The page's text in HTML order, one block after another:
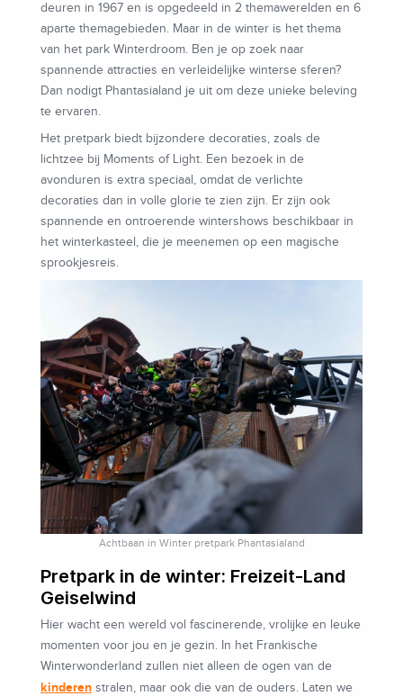
deuren in 1967 en is opgedeeld in 2 themawerelden en 6
aparte themagebieden. Maar in de winter is het thema
van het park Winterdroom. Ben je op zoek naar
spannende attracties en verleidelijke winterse sferen?
Dan nodigt Phantasialand je uit om deze unieke beleving
te ervaren.
Het pretpark biedt bijzondere decoraties, zoals de
lichtzee bij Moments of Light. Een bezoek in de
avonduren is extra speciaal, omdat de verlichte
decoraties dan in volle glorie te zien zijn. Er zijn ook
spannende en ontroerende wintershows beschikbaar in
het winterkasteel, die je meenemen op een magische
sprookjesreis.
Achtbaan in Winter pretpark Phantasialand
Pretpark in de winter: Freizeit-Land
Geiselwind
Hier wacht een wereld vol fascinerende, vrolijke en leuke
momenten voor jou en je gezin. In het Frankische
Winterwonderland zullen niet alleen de ogen van de
kinderen stralen, maar ook die van de ouders. Laten we